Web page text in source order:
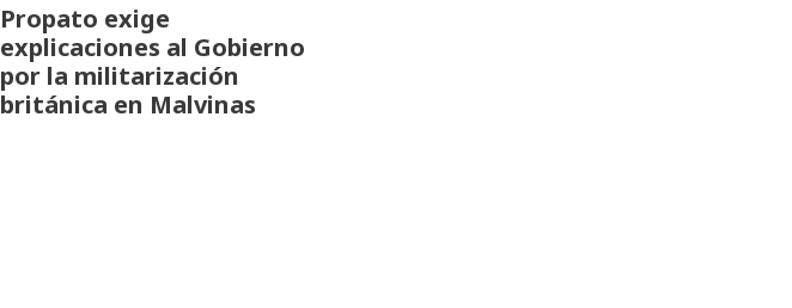
Propato exige
explicaciones al Gobierno
por la militarización
británica en Malvinas